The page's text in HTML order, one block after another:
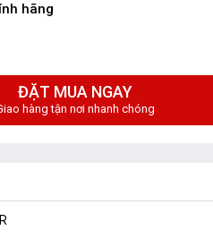
hãng
ĐẶT MUA NGAY
hàng tận nơi nhanh chóng